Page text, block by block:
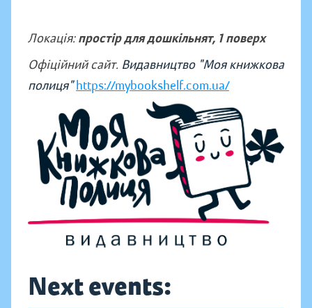
Локація:простір для дошкільнят, 1 поверх
Офіційний сайт. Видавництво "Моя книжкова
полиця" https://mybookshelf.com.ua/
Next events: